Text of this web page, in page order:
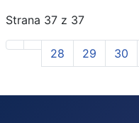
Strana 37 z 37
28 29 30